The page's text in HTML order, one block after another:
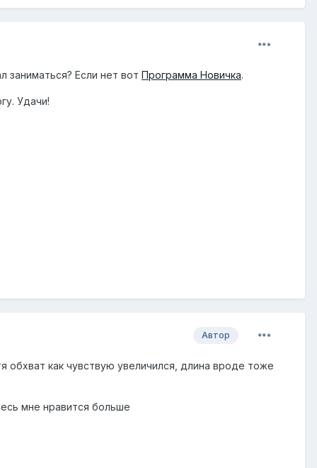
заниматься? Если нет вот Программа Новичка.
Удачи!
Автор
обхват как чувствую увеличился, длина вроде тоже
мне нравится больше